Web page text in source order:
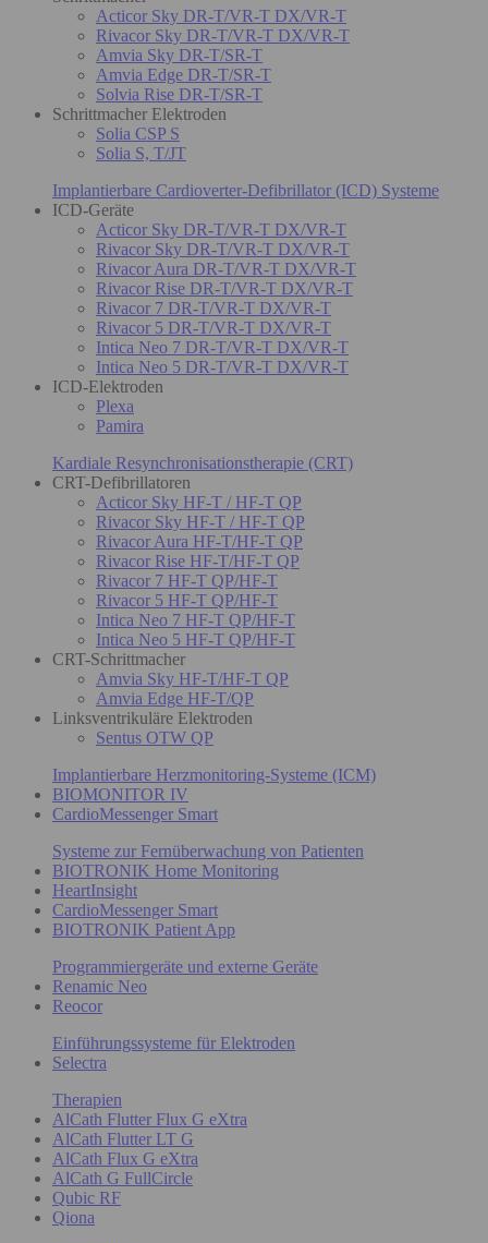
Acticor Sky DR-T/VR-T DX/VR-T
Rivacor Sky DR-T/VR-T DX/VR-T
Amvia Sky DR-T/SR-T
Amvia Edge DR-T/SR-T
Solvia Rise DR-T/SR-T
Schrittmacher Elektroden
Solia CSP S
Solia S, T/JT
Implantierbare Cardioverter-Defibrillator (ICD) Systeme
ICD-Geräte
Acticor Sky DR-T/VR-T DX/VR-T
Rivacor Sky DR-T/VR-T DX/VR-T
Rivacor Aura DR-T/VR-T DX/VR-T
Rivacor Rise DR-T/VR-T DX/VR-T
Rivacor 7 DR-T/VR-T DX/VR-T
Rivacor 5 DR-T/VR-T DX/VR-T
Intica Neo 7 DR-T/VR-T DX/VR-T
Intica Neo 5 DR-T/VR-T DX/VR-T
ICD-Elektroden
Plexa
Pamira
Kardiale Resynchronisationstherapie (CRT)
CRT-Defibrillatoren
Acticor Sky HF-T / HF-T QP
Rivacor Sky HF-T / HF-T QP
Rivacor Aura HF-T/HF-T QP
Rivacor Rise HF-T/HF-T QP
Rivacor 7 HF-T QP/HF-T
Rivacor 5 HF-T QP/HF-T
Intica Neo 7 HF-T QP/HF-T
Intica Neo 5 HF-T QP/HF-T
CRT-Schrittmacher
Amvia Sky HF-T/HF-T QP
Amvia Edge HF-T/QP
Linksventrikuläre Elektroden
Sentus OTW QP
Implantierbare Herzmonitoring-Systeme (ICM)
BIOMONITOR IV
CardioMessenger Smart
Systeme zur Fernüberwachung von Patienten
BIOTRONIK Home Monitoring
HeartInsight
CardioMessenger Smart
BIOTRONIK Patient App
Programmiergeräte und externe Geräte
Renamic Neo
Reocor
Einführungssysteme für Elektroden
Selectra
Therapien
AlCath Flutter Flux G eXtra
AlCath Flutter LT G
AlCath Flux G eXtra
AlCath G FullCircle
Qubic RF
Qiona